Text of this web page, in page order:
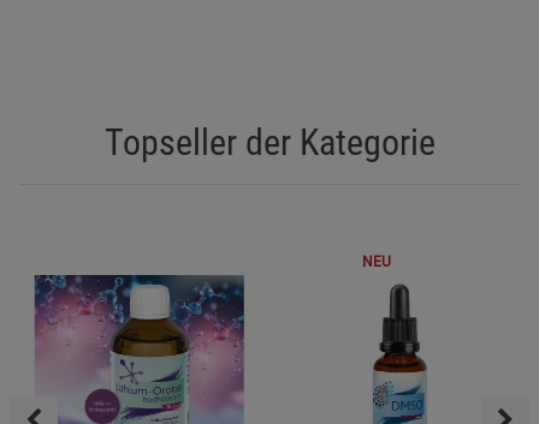
Topseller der Kategorie
NEU